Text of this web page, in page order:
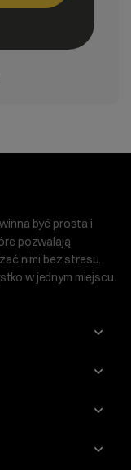
być prosta i
pozwalają
nimi bez stresu.
w jednym miejscu.